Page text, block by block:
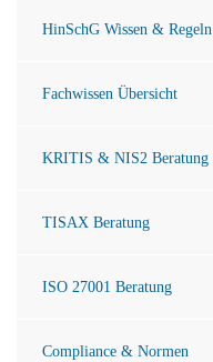
HinSchG Wissen & Regeln
Fachwissen Übersicht
KRITIS & NIS2 Beratung
TISAX Beratung
ISO 27001 Beratung
Compliance & Normen